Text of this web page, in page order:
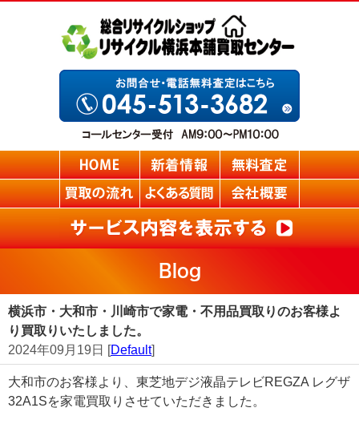
Blog
横浜市・大和市・川崎市で家電・不用品買取りのお客様よ
り買取りいたしました。
2024年09月19日 [Default]
大和市のお客様より、東芝地デジ液晶テレビREGZA レグザ
32A1Sを家電買取りさせていただきました。